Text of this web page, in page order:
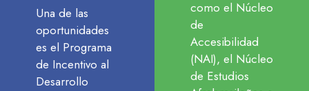
Una de las
oportunidades
es el Programa
de Incentivo al
Desarrollo
como el Núcleo
de
Accesibilidad
(NAI), el Núcleo
de Estudios